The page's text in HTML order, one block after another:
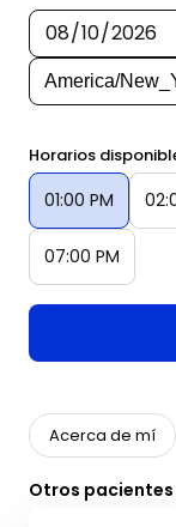
Horarios
01:00 PM
07:00 PM
Acerca de mí
Otros pacientes